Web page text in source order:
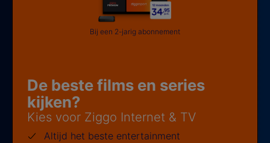
De beste films en series
kijken?
Kies voor Ziggo Internet & TV
Altijd het beste entertainment
Bij een 2-jarig abonnement